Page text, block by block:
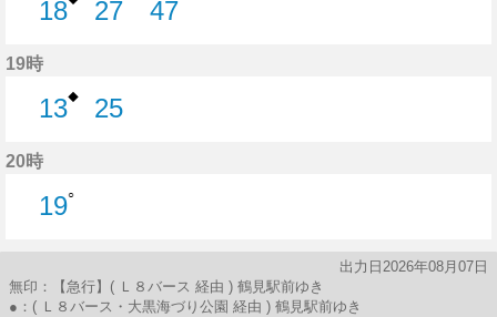
18
27
47
19時
13◆
25
20時
19○
出力日2026年08月07日
無印：【急行】( Ｌ８バース 経由 ) 鶴見駅前ゆき
●：( Ｌ８バース・大黒海づり公園 経由 ) 鶴見駅前ゆき